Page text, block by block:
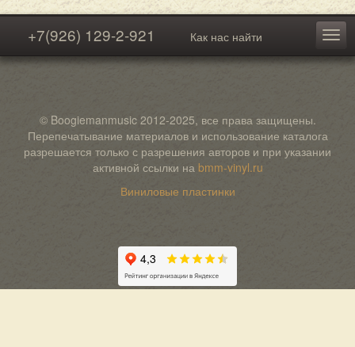
+7(926) 129-2-921 Как нас найти
© Boogiemanmusic 2012-2025, все права защищены.
Перепечатывание материалов и использование каталога
разрешается только с разрешения авторов и при указании
активной ссылки на bmm-vinyl.ru
Виниловые пластинки